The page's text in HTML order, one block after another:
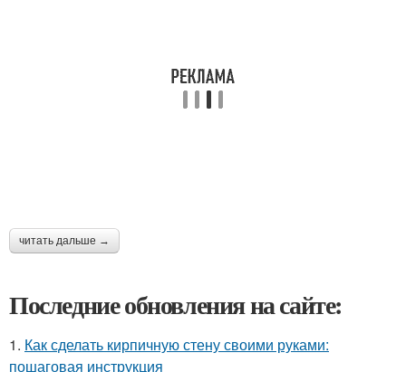
читать дальше →
Последние обновления на сайте:
1. Как сделать кирпичную стену своими руками:
пошаговая инструкция